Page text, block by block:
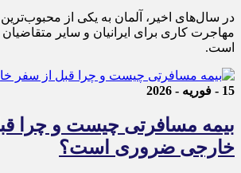
در سال‌های اخیر، آلمان به یکی از
مهاجرت کاری برای ایرانیان و سایر متقاضیان
است.
15 - فوریه - 2026
بیمه مسافرتی چیست و چرا
خارجی ضروری است؟